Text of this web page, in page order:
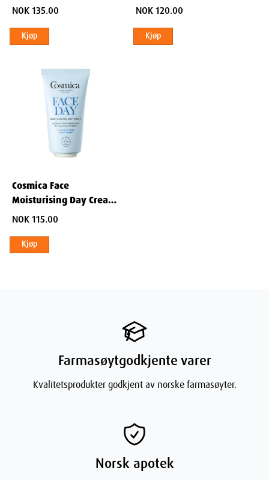
Lotion 200 ml
NOK 135.00
Kjøp
NOK 120.00
Kjøp
Cosmica Face
Moisturising Day Cream
50 ml
NOK 115.00
Kjøp
Farmasøytgodkjente varer
Kvalitetsprodukter godkjent av norske farmasøyter.
Norsk apotek